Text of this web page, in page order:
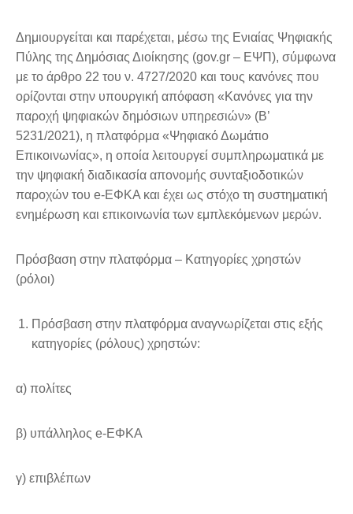
Δημιουργείται και παρέχεται, μέσω της Ενιαίας Ψηφιακής
Πύλης της Δημόσιας Διοίκησης (gov.gr – ΕΨΠ), σύμφωνα
με το άρθρο 22 του ν. 4727/2020 και τους κανόνες που
ορίζονται στην υπουργική απόφαση «Κανόνες για την
παροχή ψηφιακών δημόσιων υπηρεσιών» (Β’
5231/2021), η πλατφόρμα «Ψηφιακό Δωμάτιο
Επικοινωνίας», η οποία λειτουργεί συμπληρωματικά με
την ψηφιακή διαδικασία απονομής συνταξιοδοτικών
παροχών του e-ΕΦΚΑ και έχει ως στόχο τη συστηματική
ενημέρωση και επικοινωνία των εμπλεκόμενων μερών.
Πρόσβαση στην πλατφόρμα – Κατηγορίες χρηστών
(ρόλοι)
Πρόσβαση στην πλατφόρμα αναγνωρίζεται στις εξής
κατηγορίες (ρόλους) χρηστών:
α) πολίτες
β) υπάλληλος e-ΕΦΚΑ
γ) επιβλέπων